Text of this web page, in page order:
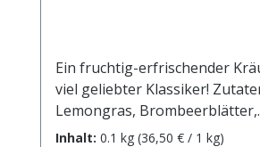
Ein fruchtig-erfrischender
viel geliebter Klassiker!
Lemongras, Brombeerblätter,
Verbenenblätter, Melisse,
Inhalt: 0.1 kg (36,50 € / 1 kg)